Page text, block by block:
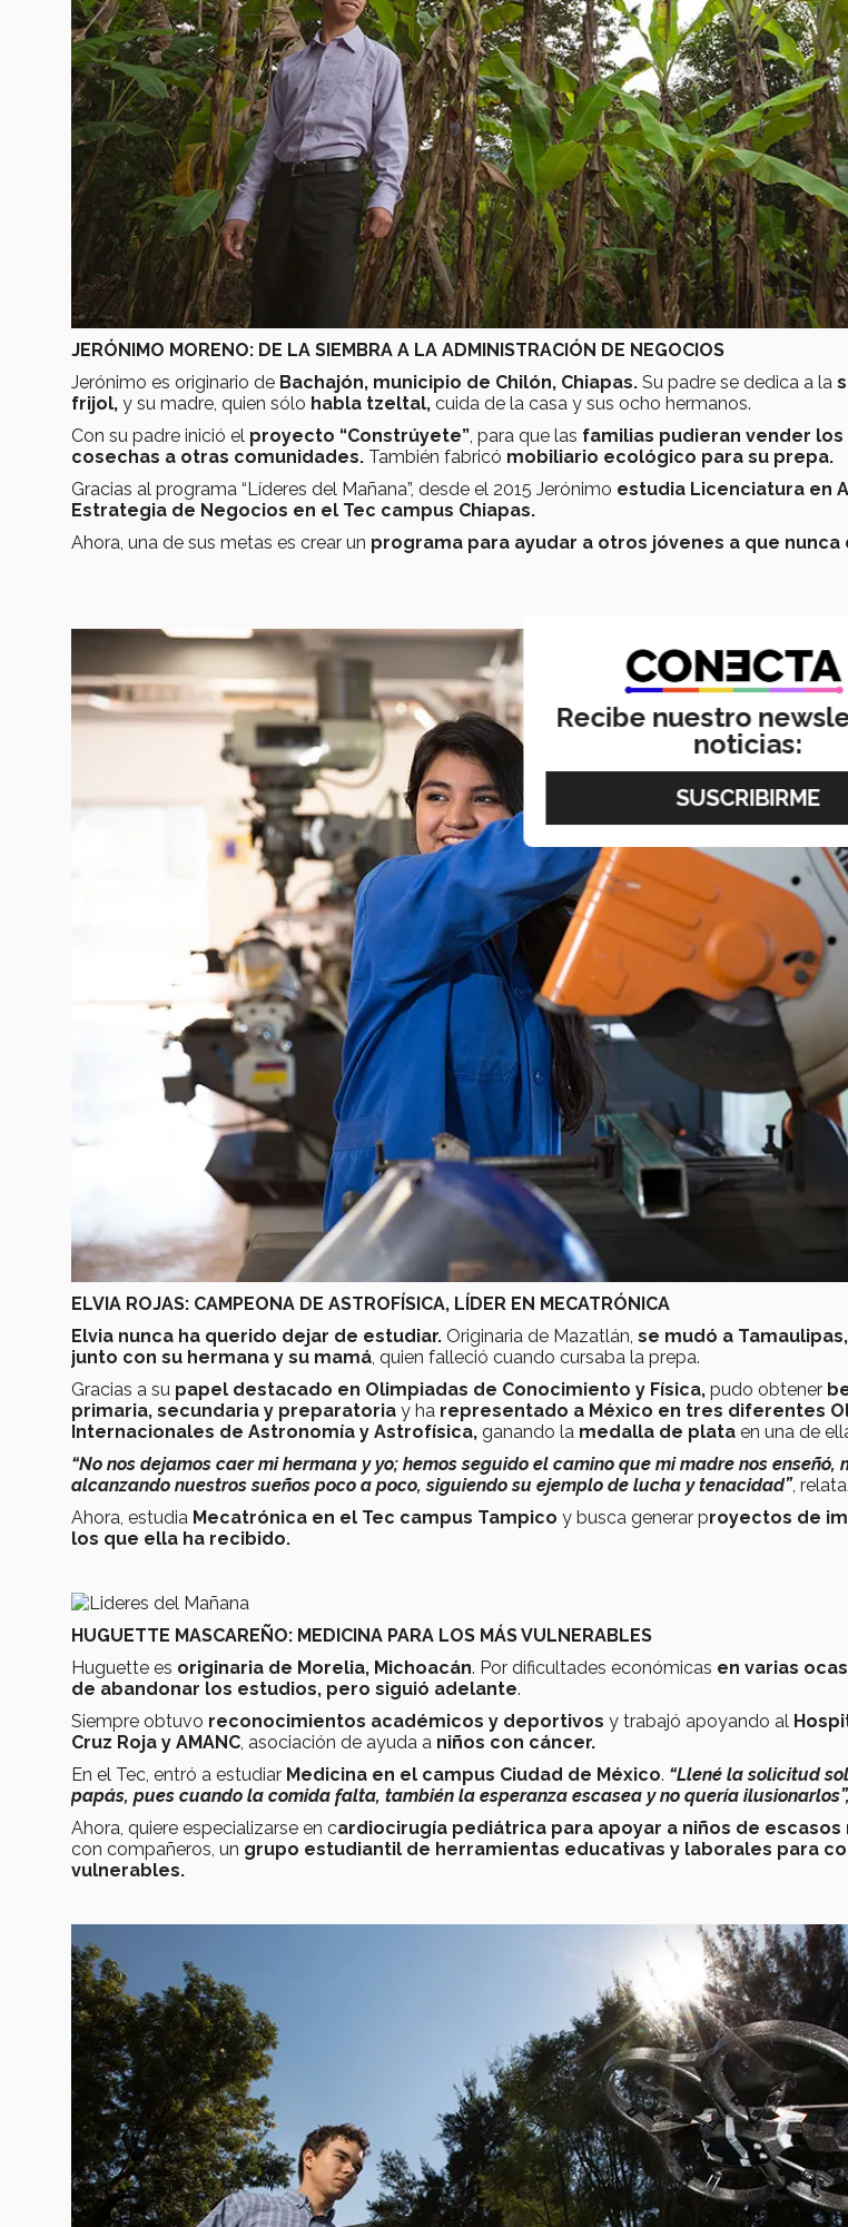
JERÓNIMO MORENO: DE LA SIEMBRA A LA ADMINISTRACIÓN DE NEGOCIOS
Jerónimo es originario de Bachajón, municipio de Chilón, Chiapas. Su padre se dedica a la
frijol, y su madre, quien sólo habla tzeltal, cuida de la casa y sus ocho hermanos.
Con su padre inició el proyecto “Constrúyete”, para que las familias pudieran vender
cosechas a otras comunidades. También fabricó mobiliario ecológico para su prepa.
Gracias al programa “Líderes del Mañana”, desde el 2015 Jerónimo estudia Licenciatura en
Estrategia de Negocios en el Tec campus Chiapas.
Ahora, una de sus metas es crear un programa para ayudar a otros jóvenes a que nunca
ELVIA ROJAS: CAMPEONA DE ASTROFÍSICA, LÍDER EN MECATRÓNICA
Elvia nunca ha querido dejar de estudiar. Originaria de Mazatlán, se mudó a Tamaulipas,
junto con su hermana y su mamá, quien falleció cuando cursaba la prepa.
Gracias a su papel destacado en Olimpiadas de Conocimiento y Física, pudo obtener
primaria, secundaria y preparatoria y ha representado a México en tres diferentes
Internacionales de Astronomía y Astrofísica, ganando la medalla de plata en una de
“No nos dejamos caer mi hermana y yo; hemos seguido el camino que mi madre nos enseñó,
alcanzando nuestros sueños poco a poco, siguiendo su ejemplo de lucha y tenacidad”, relata.
Ahora, estudia Mecatrónica en el Tec campus Tampico y busca generar proyectos de
los que ella ha recibido.
HUGUETTE MASCAREÑO: MEDICINA PARA LOS MÁS VULNERABLES
Huguette es originaria de Morelia, Michoacán. Por dificultades económicas en varias
de abandonar los estudios, pero siguió adelante.
Siempre obtuvo reconocimientos académicos y deportivos y trabajó apoyando al
Cruz Roja y AMANC, asociación de ayuda a niños con cáncer.
En el Tec, entró a estudiar Medicina en el campus Ciudad de México. “Llené la solicitud
papás, pues cuando la comida falta, también la esperanza escasea y no quería ilusionarlos”,
Ahora, quiere especializarse en cardiocirugía pediátrica para apoyar a niños de escasos
con compañeros, un grupo estudiantil de herramientas educativas y laborales para
vulnerables.
Recibe nuestro
noticias: